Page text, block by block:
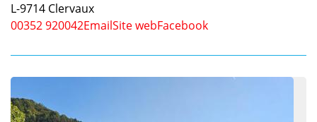
L-9714 Clervaux
00352 920042EmailSite webFacebook